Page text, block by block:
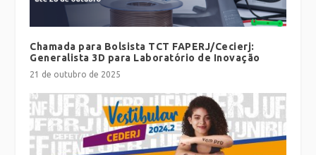
Chamada para Bolsista TCT FAPERJ/Cecierj:
Generalista 3D para Laboratório de Inovação
21 de outubro de 2025